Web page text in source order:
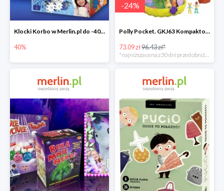
Klocki Korbo w Merlin.pl do -40%
40%
-24%
Polly Pocket. GKJ63 Kompaktowa torebka -25%
73.09 zł96.43 zł*